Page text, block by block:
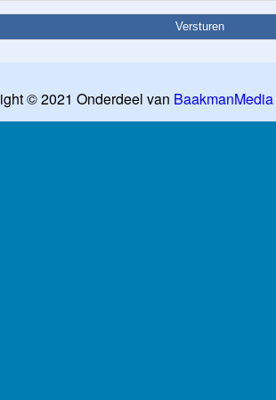
© 2021 Onderdeel van BaakmanMedia